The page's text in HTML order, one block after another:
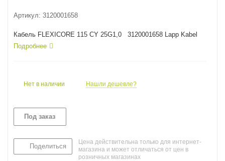
Артикул: 3120001658
Кабель FLEXICORE 115 CY 25G1,0 3120001658 Lapp Kabel
Подробнее
Нет в наличии Нашли дешевле?
Под заказ
Поделиться
Цена действительна только для интернет-
магазина и может отличаться от цен в
розничных магазинах